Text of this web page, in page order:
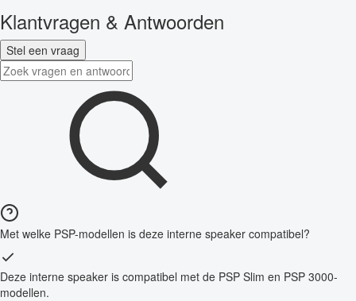
Klantvragen & Antwoorden
Stel een vraag
Met welke PSP-modellen is deze interne speaker compatibel?
Deze interne speaker is compatibel met de PSP Slim en PSP 3000-
modellen.